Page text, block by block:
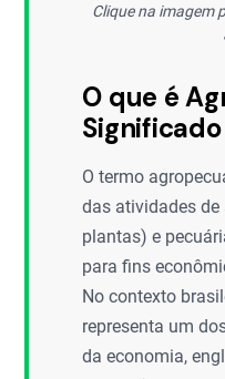
Clique na imagem
O que é
Significado
O termo
das atividades
plantas) e
para fins
No contexto
representa um
da economia,